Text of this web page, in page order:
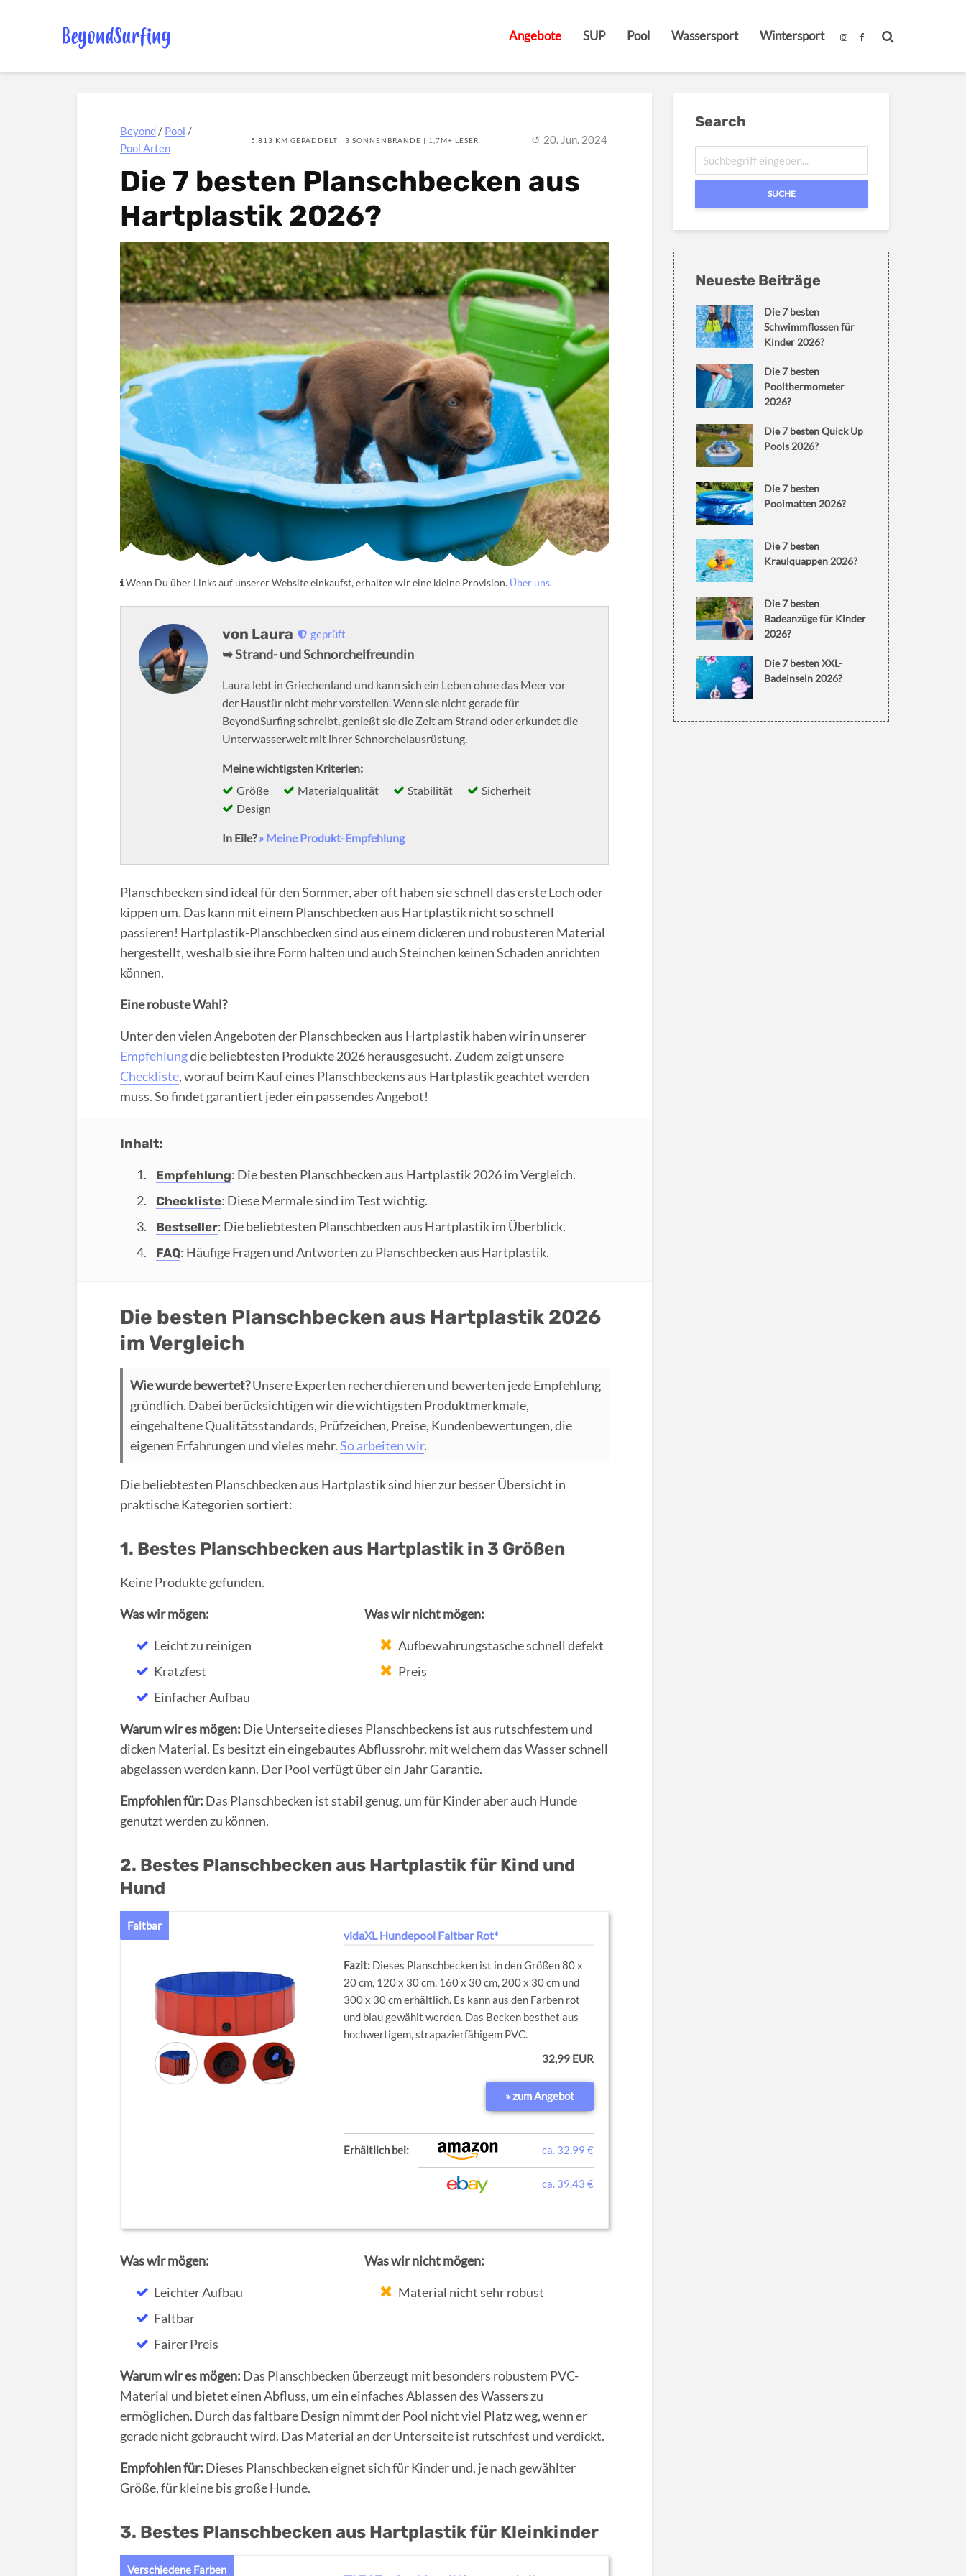
Angebote SUP Pool Wassersport Wintersport
Beyond / Pool /
Pool Arten
5.813 KM GEPADDELT | 3 SONNENBRÄNDE | 1,7M+ LESER 20. Jun. 2024
Die 7 besten Planschbecken aus
Hartplastik 2026?
Wenn Du über Links auf unserer Website einkaufst, erhalten wir eine kleine Provision. Über uns.
von Laura geprüft
➥ Strand- und Schnorchelfreundin
Laura lebt in Griechenland und kann sich ein Leben ohne das Meer vor
der Haustür nicht mehr vorstellen. Wenn sie nicht gerade für
BeyondSurfing schreibt, genießt sie die Zeit am Strand oder erkundet die
Unterwasserwelt mit ihrer Schnorchelausrüstung.
Meine wichtigsten Kriterien:
Größe
Materialqualität Stabilität
Sicherheit
Design
In Eile?» Meine Produkt-Empfehlung
Planschbecken sind ideal für den Sommer, aber oft haben sie schnell das erste Loch oder
kippen um. Das kann mit einem Planschbecken aus Hartplastik nicht so schnell
passieren! Hartplastik-Planschbecken sind aus einem dickeren und robusteren Material
hergestellt, weshalb sie ihre Form halten und auch Steinchen keinen Schaden anrichten
können.
Eine robuste Wahl?
Unter den vielen Angeboten der Planschbecken aus Hartplastik haben wir in unserer
Empfehlungdie beliebtesten Produkte 2026 herausgesucht. Zudem zeigt unsere
Checkliste, worauf beim Kauf eines Planschbeckens aus Hartplastik geachtet werden
muss. So findet garantiert jeder ein passendes Angebot!
Inhalt:
Empfehlung: Die besten Planschbecken aus Hartplastik 2026 im Vergleich.
Checkliste: Diese Mermale sind im Test wichtig.
Bestseller: Die beliebtesten Planschbecken aus Hartplastik im Überblick.
FAQ: Häufige Fragen und Antworten zu Planschbecken aus Hartplastik.
Die besten Planschbecken aus Hartplastik 2026
im Vergleich
Wie wurde bewertet?Unsere Experten recherchieren und bewerten jede Empfehlung
gründlich. Dabei berücksichtigen wir die wichtigsten Produktmerkmale,
eingehaltene Qualitätsstandards, Prüfzeichen, Preise, Kundenbewertungen, die
eigenen Erfahrungen und vieles mehr.So arbeiten wir.
Die beliebtesten Planschbecken aus Hartplastik sind hier zur besser Übersicht in
praktische Kategorien sortiert:
1. Bestes Planschbecken aus Hartplastik in 3 Größen
Keine Produkte gefunden.
Was wir mögen:
Leicht zu reinigen
Kratzfest
Einfacher Aufbau
Was wir nicht mögen:
Aufbewahrungstasche schnell defekt
Preis
Warum wir es mögen: Die Unterseite dieses Planschbeckens ist aus rutschfestem und
dicken Material. Es besitzt ein eingebautes Abflussrohr, mit welchem das Wasser schnell
abgelassen werden kann. Der Pool verfügt über ein Jahr Garantie.
Empfohlen für: Das Planschbecken ist stabil genug, um für Kinder aber auch Hunde
genutzt werden zu können.
2. Bestes Planschbecken aus Hartplastik für Kind und
Hund
Faltbar
vidaXL Hundepool Faltbar Rot*
Dieses Planschbecken ist in den Größen 80 x
20 cm, 120 x 30 cm, 160 x 30 cm, 200 x 30 cm und
300 x 30 cm erhältlich. Es kann aus den Farben rot
und blau gewählt werden. Das Becken besthet aus
hochwertigem, strapazierfähigem PVC.
32,99 EUR
» zum Angebot
Erhältlich bei: ca. 32,99 €
ca. 39,43 €
Was wir mögen:
Leichter Aufbau
Faltbar
Fairer Preis
Was wir nicht mögen:
Material nicht sehr robust
Warum wir es mögen: Das Planschbecken überzeugt mit besonders robustem PVC-
Material und bietet einen Abfluss, um ein einfaches Ablassen des Wassers zu
ermöglichen. Durch das faltbare Design nimmt der Pool nicht viel Platz weg, wenn er
gerade nicht gebraucht wird. Das Material an der Unterseite ist rutschfest und verdickt.
Empfohlen für: Dieses Planschbecken eignet sich für Kinder und, je nach gewählter
Größe, für kleine bis große Hunde.
3. Bestes Planschbecken aus Hartplastik für Kleinkinder
Verschiedene Farben
Search
SUCHE
Neueste Beiträge
Die 7 besten
Schwimmflossen für
Kinder 2026?
Die 7 besten
Poolthermometer
2026?
Die 7 besten Quick Up
Pools 2026?
Die 7 besten
Poolmatten 2026?
Die 7 besten
Kraulquappen 2026?
Die 7 besten
Badeanzüge für Kinder
2026?
Die 7 besten XXL-
Badeinseln 2026?